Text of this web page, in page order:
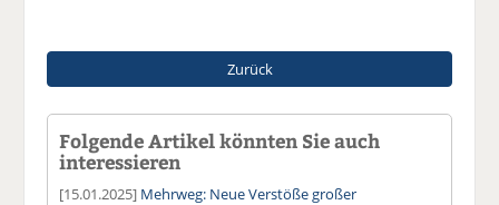
Zurück
Folgende Artikel könnten Sie auch
interessieren
[15.01.2025] Mehrweg: Neue Verstöße großer